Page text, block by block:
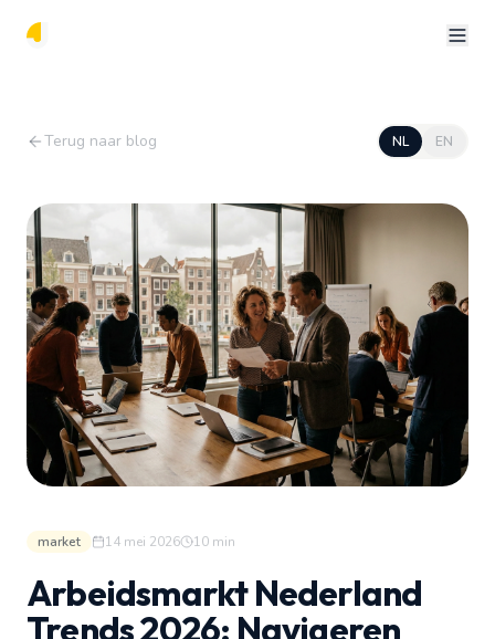
Terug naar blog NL EN
market 14 mei 2026 10 min
Arbeidsmarkt Nederland
Trends 2026: Navigeren